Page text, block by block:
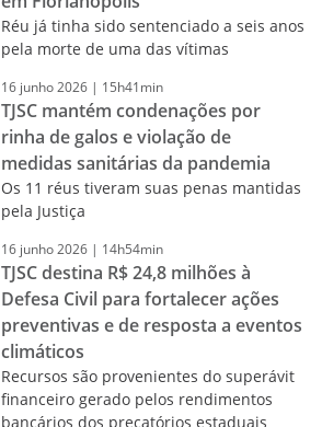
Réu já tinha sido sentenciado a seis anos
pela morte de uma das vítimas
16 junho2026 | 15h41min
TJSC mantém condenações por
rinha de galos e violação de
medidas sanitárias da pandemia
Os 11 réus tiveram suas penas mantidas
pela Justiça
16 junho2026 | 14h54min
TJSC destina R$ 24,8 milhões à
Defesa Civil para fortalecer ações
preventivas e de resposta a eventos
climáticos
Recursos são provenientes do superávit
financeiro gerado pelos rendimentos
bancários dos precatórios estaduais